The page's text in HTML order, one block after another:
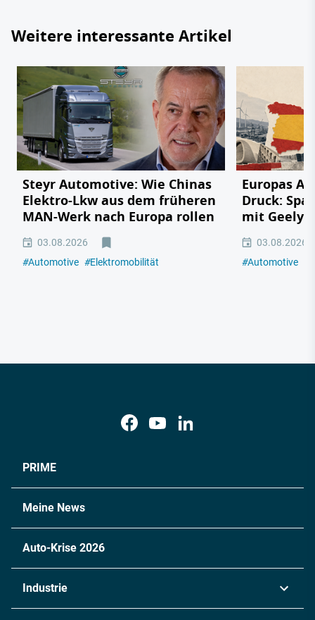
Weitere interessante Artikel
Steyr Automotive: Wie Chinas
Elektro-Lkw aus dem früheren
MAN-Werk nach Europa rollen
03.08.2026
#Automotive #Elektromobilität
Europas
Druck:
mit Geely,
03.08.2026
#Automotive
PRIME
Meine News
Auto-Krise 2026
Industrie